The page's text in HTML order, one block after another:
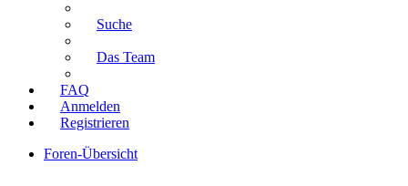
Suche
Das Team
FAQ
Anmelden
Registrieren
Foren-Übersicht